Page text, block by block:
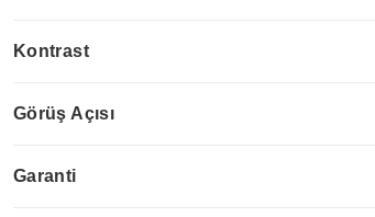
Kontrast
Görüş Açısı
Garanti